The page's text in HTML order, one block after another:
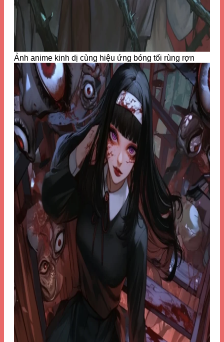
Ảnh anime kinh dị cùng hiệu ứng bóng tối rùng rợn